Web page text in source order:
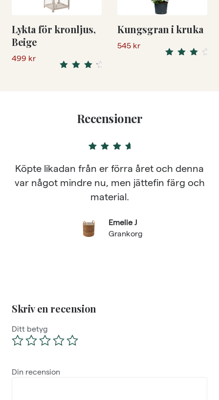
Lykta för kronljus,
Beige
499 kr
Kungsgran i kruka
545 kr
Recensioner
Köpte likadan från er förra året och denna
var något mindre nu, men jättefin färg och
material.
Emelie J
Grankorg
Skriv en recension
Ditt betyg
Din recension